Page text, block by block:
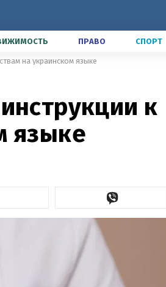
ПРАВО СПОРТ
на украинском языке
к
языке